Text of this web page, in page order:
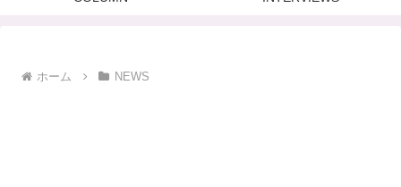
ホーム NEWS